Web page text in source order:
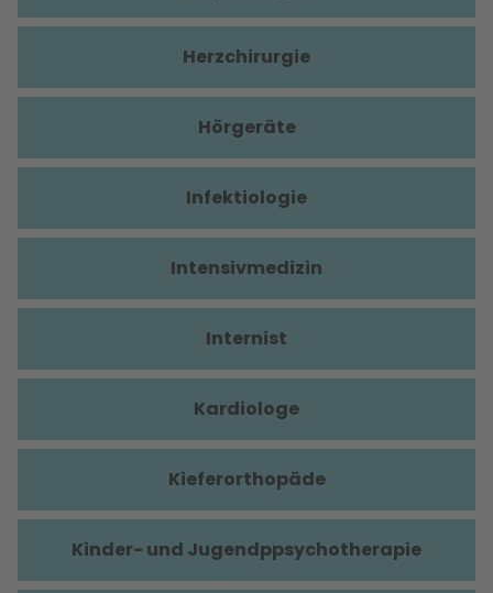
Herzchirurgie
Hörgeräte
Infektiologie
Intensivmedizin
Internist
Kardiologe
Kieferorthopäde
Kinder- und Jugendppsychotherapie